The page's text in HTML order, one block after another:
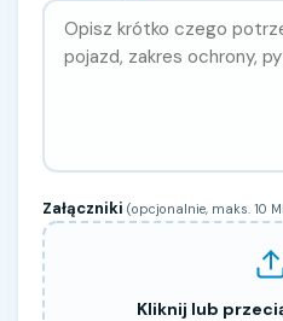
Załączniki (opcjonalnie, maks. 10
Kliknij lub